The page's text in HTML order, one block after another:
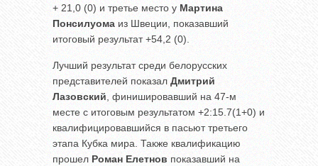
+ 21,0 (0) и третье место у Мартина
Понсилуома из Швеции, показавший
итоговый результат +54,2 (0).
Лучший результат среди белорусских
представителей показал Дмитрий
Лазовский , финишировавший на 47-м
месте с итоговым результатом +2:15.7(1+0) и
квалифицировавшийся в пасьют третьего
этапа Кубка мира. Также квалификацию
прошел Роман Елетнов показавший на